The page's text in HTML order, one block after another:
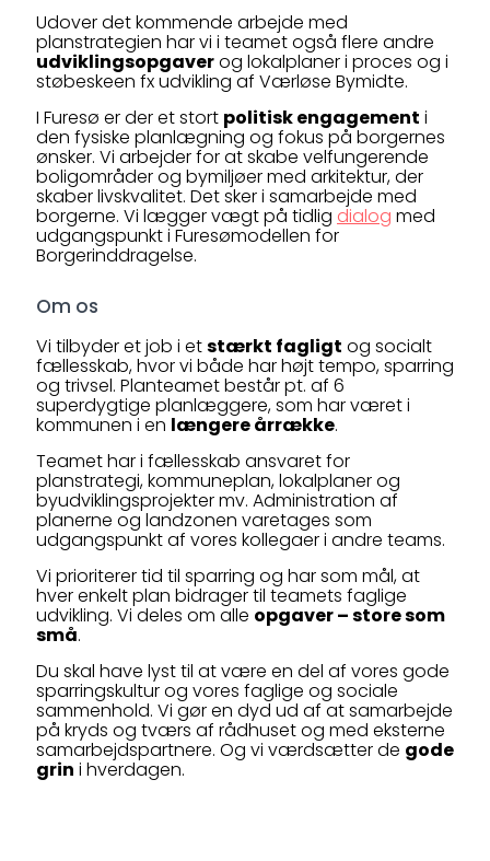
Udover det kommende arbejde med
planstrategien har vi i teamet også flere andre
udviklingsopgaverog lokalplaner i proces og i
støbeskeen fx udvikling af Værløse Bymidte.
I Furesø er der et stort politisk engagement i
den fysiske planlægning og fokus på borgernes
ønsker. Vi arbejder for at skabe velfungerende
boligområder og bymiljøer med arkitektur, der
skaber livskvalitet. Det sker i samarbejde med
borgerne. Vi lægger vægt på tidlig dialog med
udgangspunkt i Furesømodellen for
Borgerinddragelse.
Om os
Vi tilbyder et job i etstærkt fagligt og socialt
fællesskab, hvor vi både har højt tempo, sparring
og trivsel. Planteamet består pt. af 6
superdygtige planlæggere, som har været i
kommunen i en længere årrække.
Teamet har i fællesskab ansvaret for
planstrategi, kommuneplan, lokalplaner og
byudviklingsprojekter mv. Administration af
planerne og landzonen varetages som
udgangspunkt af vores kollegaer i andre teams.
Vi prioriterer tid til sparring og har som mål, at
hver enkelt plan bidrager til teamets faglige
udvikling. Vi deles om alle opgaver – store som
små.
Du skal have lyst til at være en del af vores gode
sparringskultur og vores faglige og sociale
sammenhold. Vi gør en dyd ud af at samarbejde
på kryds og tværs af rådhuset og med eksterne
samarbejdspartnere. Og vi værdsætter de gode
grin i hverdagen.